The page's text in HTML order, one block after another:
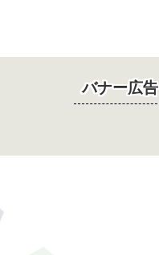
バナー広告